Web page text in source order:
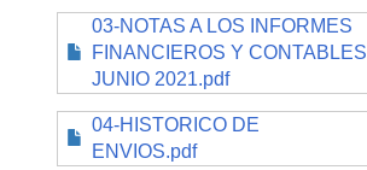
03-NOTAS A LOS INFORMES
FINANCIEROS Y CONTABLES
JUNIO 2021.pdf
04-HISTORICO DE
ENVIOS.pdf